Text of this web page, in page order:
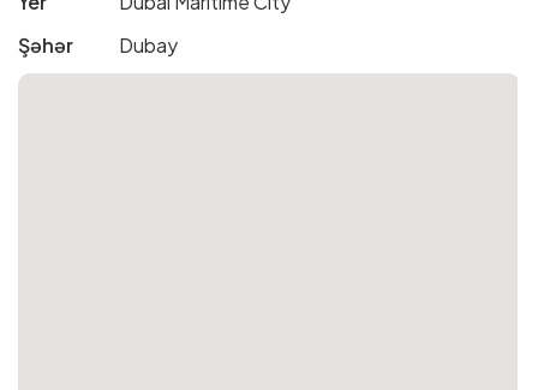
Şəhər
Dubay